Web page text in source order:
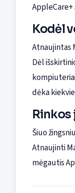
Kodėl
Atnaujintas
Dėl
dėka
Šiuo
Atnaujinti
mėgautis